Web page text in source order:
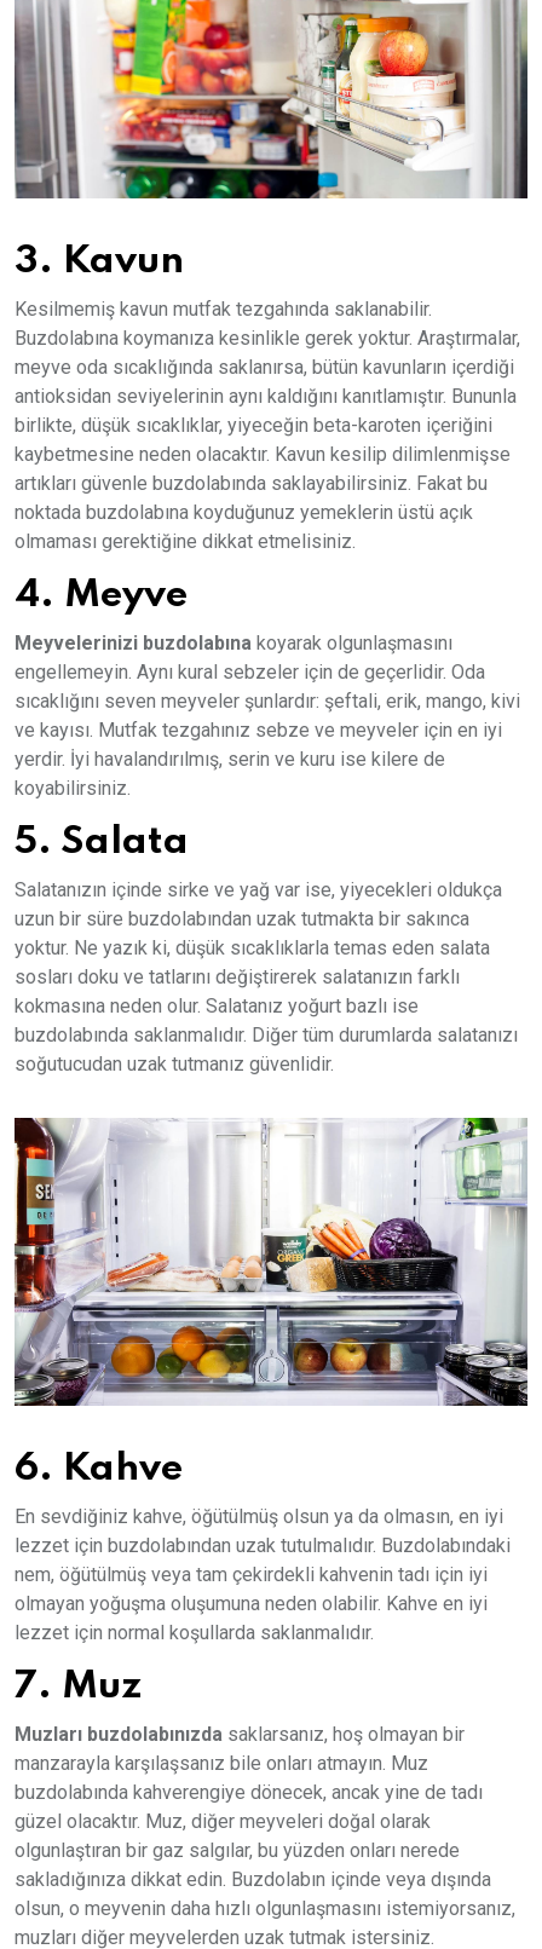
3. Kavun
Kesilmemiş kavun mutfak tezgahında saklanabilir.
Buzdolabına koymanıza kesinlikle gerek yoktur. Araştırmalar,
meyve oda sıcaklığında saklanırsa, bütün kavunların içerdiği
antioksidan seviyelerinin aynı kaldığını kanıtlamıştır. Bununla
birlikte, düşük sıcaklıklar, yiyeceğin beta-karoten içeriğini
kaybetmesine neden olacaktır. Kavun kesilip dilimlenmişse
artıkları güvenle buzdolabında saklayabilirsiniz. Fakat bu
noktada buzdolabına koyduğunuz yemeklerin üstü açık
olmaması gerektiğine dikkat etmelisiniz.
4. Meyve
Meyvelerinizi buzdolabına koyarak olgunlaşmasını
engellemeyin. Aynı kural sebzeler için de geçerlidir. Oda
sıcaklığını seven meyveler şunlardır: şeftali, erik, mango, kivi
ve kayısı. Mutfak tezgahınız sebze ve meyveler için en iyi
yerdir. İyi havalandırılmış, serin ve kuru ise kilere de
koyabilirsiniz.
5. Salata
Salatanızın içinde sirke ve yağ var ise, yiyecekleri oldukça
uzun bir süre buzdolabından uzak tutmakta bir sakınca
yoktur. Ne yazık ki, düşük sıcaklıklarla temas eden salata
sosları doku ve tatlarını değiştirerek salatanızın farklı
kokmasına neden olur. Salatanız yoğurt bazlı ise
buzdolabında saklanmalıdır. Diğer tüm durumlarda salatanızı
soğutucudan uzak tutmanız güvenlidir.
6. Kahve
En sevdiğiniz kahve, öğütülmüş olsun ya da olmasın, en iyi
lezzet için buzdolabından uzak tutulmalıdır. Buzdolabındaki
nem, öğütülmüş veya tam çekirdekli kahvenin tadı için iyi
olmayan yoğuşma oluşumuna neden olabilir. Kahve en iyi
lezzet için normal koşullarda saklanmalıdır.
7. Muz
Muzları buzdolabınızda saklarsanız, hoş olmayan bir
manzarayla karşılaşsanız bile onları atmayın. Muz
buzdolabında kahverengiye dönecek, ancak yine de tadı
güzel olacaktır. Muz, diğer meyveleri doğal olarak
olgunlaştıran bir gaz salgılar, bu yüzden onları nerede
sakladığınıza dikkat edin. Buzdolabın içinde veya dışında
olsun, o meyvenin daha hızlı olgunlaşmasını istemiyorsanız,
muzları diğer meyvelerden uzak tutmak istersiniz.